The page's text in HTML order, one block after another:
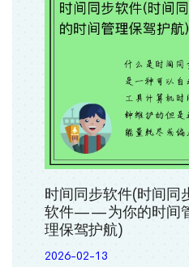
时间同步软件(时间同
软件——为你的时间
理保驾护航)
2026-02-13